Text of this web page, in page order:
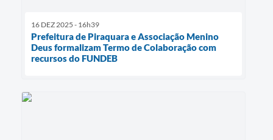
16 DEZ 2025 - 16h39
Prefeitura de Piraquara e Associação Menino
Deus formalizam Termo de Colaboração com
recursos do FUNDEB